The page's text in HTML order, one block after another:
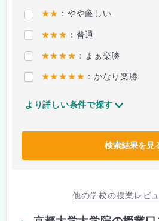
★★ ：やや厳しい
★★★ ：普通
★★★★ ：まぁ楽勝
★★★★★ ：かなり楽勝
より詳しい条件で探す
検索結果を見
他の学校の授業レビ